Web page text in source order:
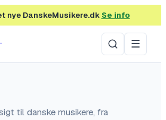
nye DanskeMusikere.dk Se info
☰
til danske musikere, fra